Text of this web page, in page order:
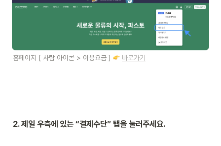
홈페이지 [ 사람 아이콘 > 이용요금 ] 바로가기
2. 제일 우측에 있는 “결제수단” 탭을 눌러주세요.